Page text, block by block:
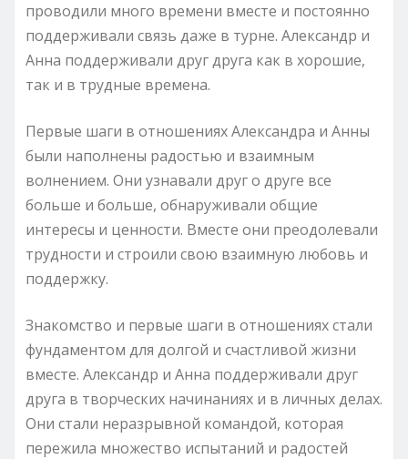
проводили много времени вместе и постоянно
поддерживали связь даже в турне. Александр и
Анна поддерживали друг друга как в хорошие,
так и в трудные времена.
Первые шаги в отношениях Александра и Анны
были наполнены радостью и взаимным
волнением. Они узнавали друг о друге все
больше и больше, обнаруживали общие
интересы и ценности. Вместе они преодолевали
трудности и строили свою взаимную любовь и
поддержку.
Знакомство и первые шаги в отношениях стали
фундаментом для долгой и счастливой жизни
вместе. Александр и Анна поддерживали друг
друга в творческих начинаниях и в личных делах.
Они стали неразрывной командой, которая
пережила множество испытаний и радостей